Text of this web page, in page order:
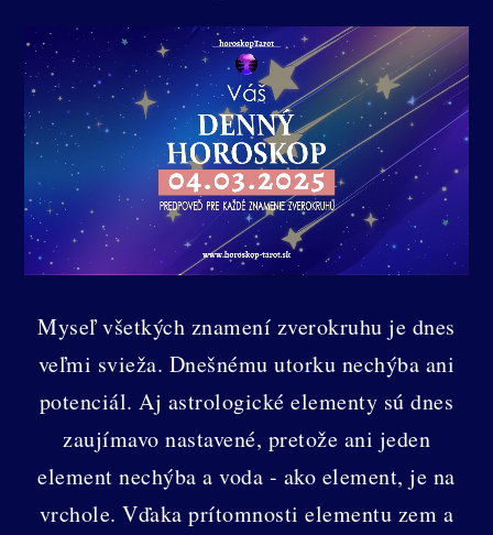
Myseľ všetkých znamení zverokruhu je dnes
veľmi svieža. Dnešnému utorku nechýba ani
potenciál. Aj astrologické elementy sú dnes
zaujímavo nastavené, pretože ani jeden
element nechýba a voda - ako element, je na
vrchole. Vďaka prítomnosti elementu zem a